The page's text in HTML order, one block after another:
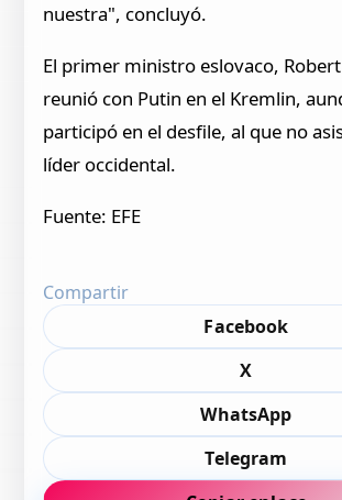
nuestra", concluyó.
El primer ministro eslovaco,
reunió con Putin en el Kremlin,
participó en el desfile, al que no
líder occidental.
Fuente: EFE
Compartir
Facebook
X
WhatsApp
Telegram